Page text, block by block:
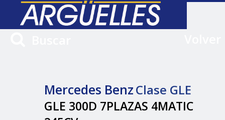
Mercedes BenzClase GLE
GLE 300D 7PLAZAS 4MATIC